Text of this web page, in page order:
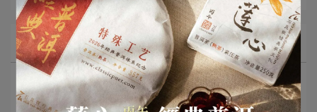
文章分類
普洱茶知識 名詞釋義
沖泡與品飲